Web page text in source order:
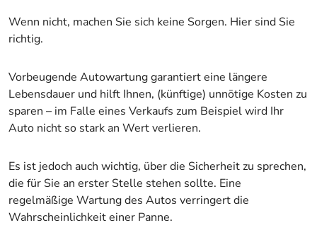
Wenn nicht, machen Sie sich keine Sorgen. Hier sind Sie
richtig.
Vorbeugende Autowartung garantiert eine längere
Lebensdauer und hilft Ihnen, (künftige) unnötige Kosten zu
sparen – im Falle eines Verkaufs zum Beispiel wird Ihr
Auto nicht so stark an Wert verlieren.
Es ist jedoch auch wichtig, über die Sicherheit zu sprechen,
die für Sie an erster Stelle stehen sollte. Eine
regelmäßige Wartung des Autos verringert die
Wahrscheinlichkeit einer Panne.